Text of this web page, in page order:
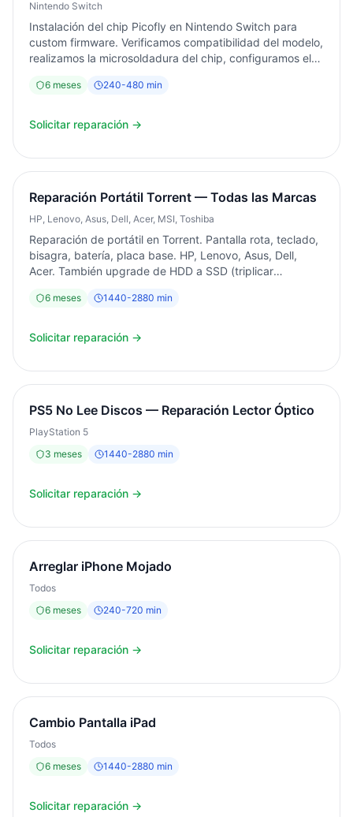
Nintendo Switch
Instalación del chip Picofly en Nintendo Switch para
custom firmware. Verificamos compatibilidad del modelo,
realizamos la microsoldadura del chip, configuramos el
Servicio en 4-8 horas. Garantía 6 meses. Torrent,
6 meses 240-480 min
Solicitar reparación →
Reparación Portátil Torrent — Todas las Marcas
HP, Lenovo, Asus, Dell, Acer, MSI, Toshiba
Reparación de portátil en Torrent. Pantalla rota, teclado,
bisagra, batería, placa base. HP, Lenovo, Asus, Dell,
Acer. También upgrade de HDD a SSD (triplicar
gratuito. Garantía 6 meses.
6 meses 1440-2880 min
Solicitar reparación →
PS5 No Lee Discos — Reparación Lector Óptico
PlayStation 5
3 meses 1440-2880 min
Solicitar reparación →
Arreglar iPhone Mojado
Todos
6 meses 240-720 min
Solicitar reparación →
Cambio Pantalla iPad
Todos
6 meses 1440-2880 min
Solicitar reparación →